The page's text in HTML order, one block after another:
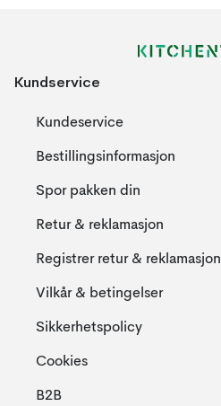
Kundservice
Kundeservice
Bestillingsinformasjon
Spor pakken din
Retur & reklamasjon
Registrer retur & reklamasjon
Vilkår & betingelser
Sikkerhetspolicy
Cookies
B2B